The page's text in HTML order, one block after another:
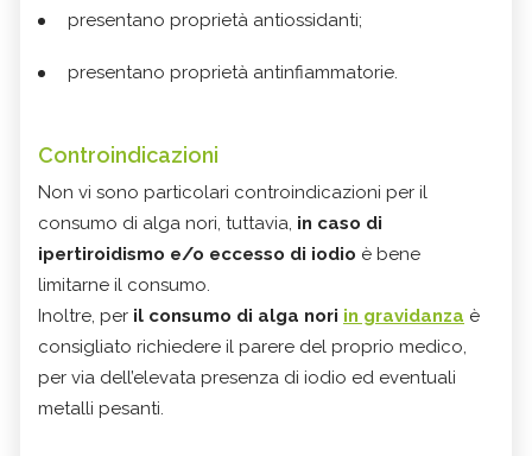
presentano proprietà antiossidanti;
presentano proprietà antinfiammatorie.
Controindicazioni
Non vi sono particolari controindicazioni per il
consumo di alga nori, tuttavia, in caso di
ipertiroidismo e/o eccesso di iodio è bene
limitarne il consumo.
Inoltre, per il consumo di alga nori in gravidanza è
consigliato richiedere il parere del proprio medico,
per via dell’elevata presenza di iodio ed eventuali
metalli pesanti.